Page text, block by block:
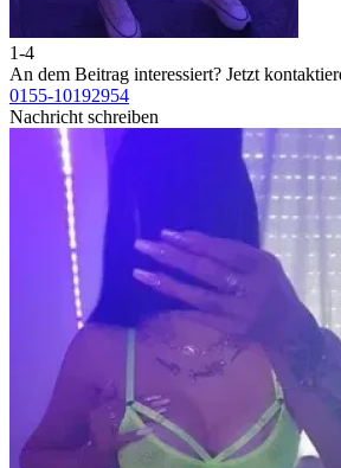
1-4
An dem Beitrag interessiert? Jetzt
0155-10192954
Nachricht schreiben